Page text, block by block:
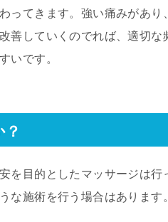
ってきます。強い痛みがあり
善していくのでれば、適切な
いです。
を目的としたマッサージは行
な施術を行う場合はあります。